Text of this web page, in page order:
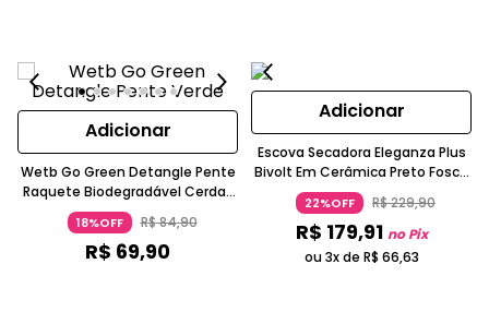
Adicionar
Wetb Go Green Detangle Pente
Raquete Biodegradável Cerdas
Ultra Macias IntelliFlex Verde
WetBrush
18%OFF R$84,90
R$ 69,90
Adicionar
Escova Secadora Eleganza Plus
Bivolt Em Cerâmica Preto Fosco
GA.MA ITALY
22%OFF R$229,90
R$ 179,91 no Pix
ou 3x de R$ 66,63